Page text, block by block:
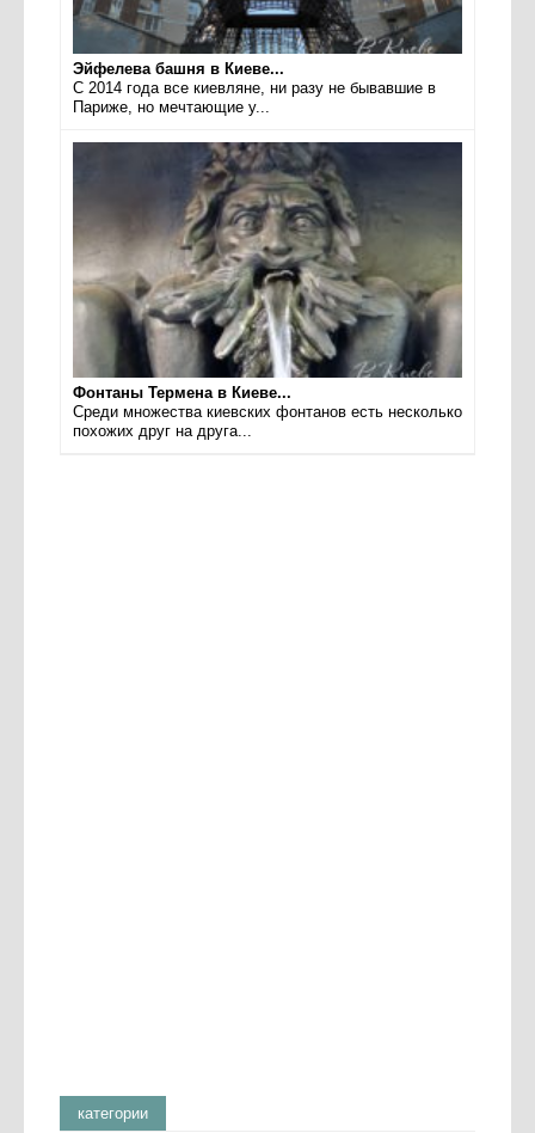
Эйфелева башня в Киеве...
С 2014 года все киевляне, ни разу не бывавшие в
Париже, но мечтающие у...
Фонтаны Термена в Киеве...
Среди множества киевских фонтанов есть несколько
похожих друг на друга...
категории